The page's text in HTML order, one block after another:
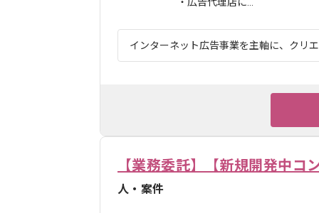
インターネット広告事業を主軸に、クリ
【業務委託】【新規開発中
人・案件